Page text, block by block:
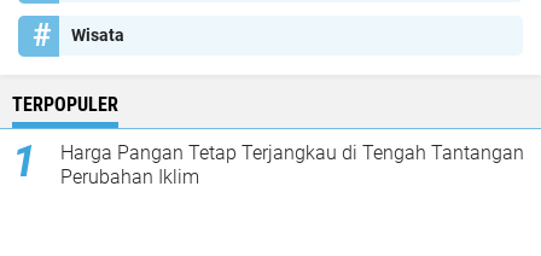
Wisata
TERPOPULER
Harga Pangan Tetap Terjangkau di Tengah Tantangan
Perubahan Iklim